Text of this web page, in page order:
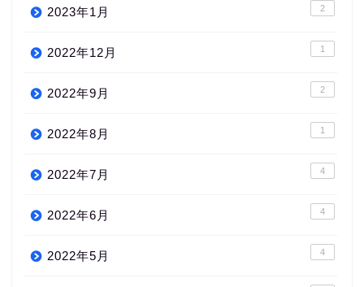
2023年1月 2
2022年12月 1
2022年9月 2
2022年8月 1
2022年7月 4
2022年6月 4
2022年5月 4